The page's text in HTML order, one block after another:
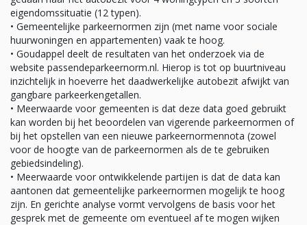
eigendomssituatie (12 typen).
• Gemeentelijke parkeernormen zijn (met name voor sociale
huurwoningen en appartementen) vaak te hoog.
• Goudappel deelt de resultaten van het onderzoek via de
website passendeparkeernorm.nl. Hierop is tot op buurtniveau
inzichtelijk in hoeverre het daadwerkelijke autobezit afwijkt van
gangbare parkeerkengetallen.
• Meerwaarde voor gemeenten is dat deze data goed gebruikt
kan worden bij het beoordelen van vigerende parkeernormen of
bij het opstellen van een nieuwe parkeernormennota (zowel
voor de hoogte van de parkeernormen als de te gebruiken
gebieds­indeling).
• Meerwaarde voor ontwikkelende partijen is dat de data kan
aantonen dat gemeentelijke parkeernormen mogelijk te hoog
zijn. En gerichte analyse vormt vervolgens de basis voor het
gesprek met de gemeente om eventueel af te mogen wijken